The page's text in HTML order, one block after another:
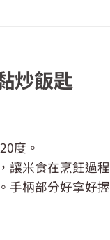
炒飯匙
度。
米食在烹飪過
柄部分好拿好握